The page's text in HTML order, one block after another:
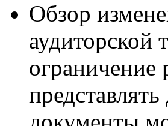
Обзор
аудиторской
ограничение